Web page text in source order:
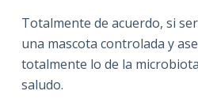
Totalmente de acuerdo, si
una mascota controlada y
totalmente lo de la
saludo.